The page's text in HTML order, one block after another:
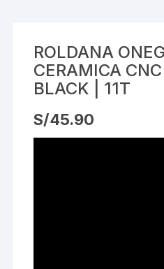
ROLDANA
CERAMICA
BLACK | 11T
S/45.90